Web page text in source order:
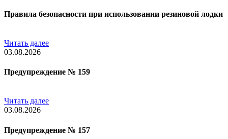
Правила безопасности при использовании резиновой лодки
Читать далее
03.08.2026
Предупреждение № 159
Читать далее
03.08.2026
Предупреждение № 157